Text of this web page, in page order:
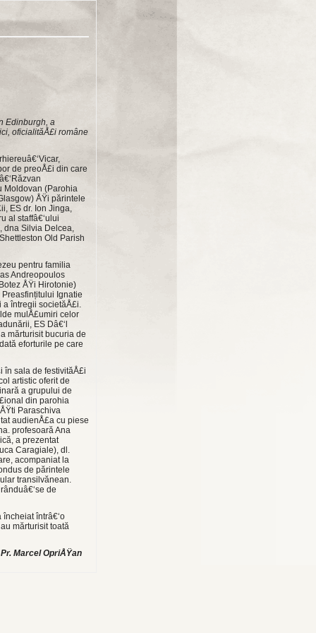
Edinburgh, a
oficialităÅ£i române
de preoÅ£i din care
Moldovan (Parohia
ÅŸi părintele
ES dr. Ion Jinga,
al staffâ€‘ului
dna Silvia Delcea,
Old Parish
pentru familia
Andreopoulos
ÅŸi Hirotonie)
Ignatie
a întregii societăÅ£i.
mulÅ£umiri celor
ES Dâ€‘l
mărturisit bucuria de
eforturile pe care
în sala de festivităÅ£i
artistic oferit de
a grupului de
din parohia
Paraschiva
audienÅ£a cu piese
profesoară Ana
a prezentat
Caragiale), dl.
acompaniat la
de părintele
transilvănean.
de
întrâ€‘o
mărturisit toată
Pr. Marcel OpriÅŸan